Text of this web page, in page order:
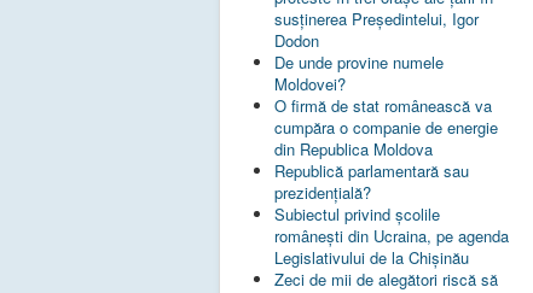
susținerea Președintelui, Igor
Dodon
De unde provine numele
Moldovei?
O firmă de stat românească va
cumpăra o companie de energie
din Republica Moldova
Republică parlamentară sau
prezidențială?
Subiectul privind şcolile
româneşti din Ucraina, pe agenda
Legislativului de la Chişinău
Zeci de mii de alegători riscă să